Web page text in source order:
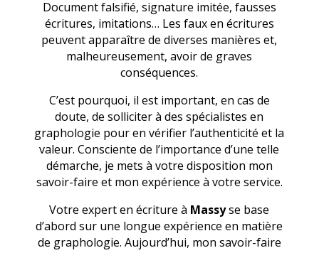
Document falsifié, signature imitée, fausses
écritures, imitations… Les faux en écritures
peuvent apparaître de diverses manières et,
malheureusement, avoir de graves
conséquences.
C’est pourquoi, il est important, en cas de
doute, de solliciter à des spécialistes en
graphologie pour en vérifier l’authenticité et la
valeur. Consciente de l’importance d’une telle
démarche, je mets à votre disposition mon
savoir-faire et mon expérience à votre service.
Votre expert en écriture à Massyse base
d’abord sur une longue expérience en matière
de graphologie. Aujourd’hui, mon savoir-faire